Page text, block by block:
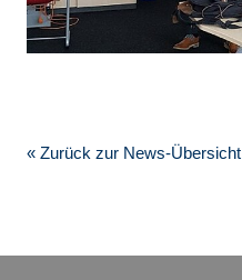
« Zurück zur News-Übersicht